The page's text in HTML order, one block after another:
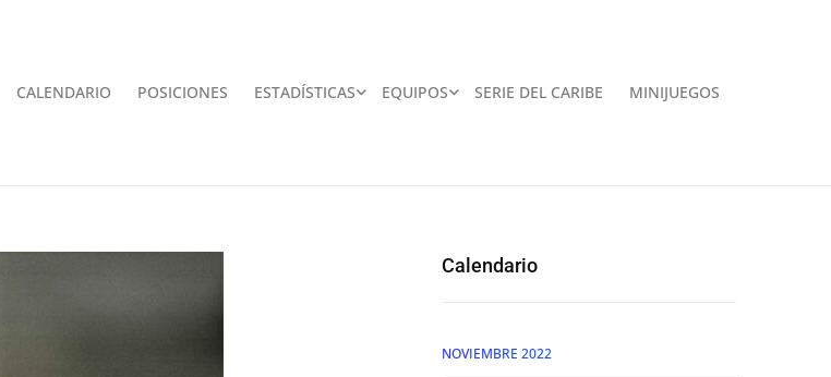
CALENDARIO POSICIONES ESTADÍSTICAS EQUIPOS SERIE DEL CARIBE MINIJUEGOS
Calendario
NOVIEMBRE 2022